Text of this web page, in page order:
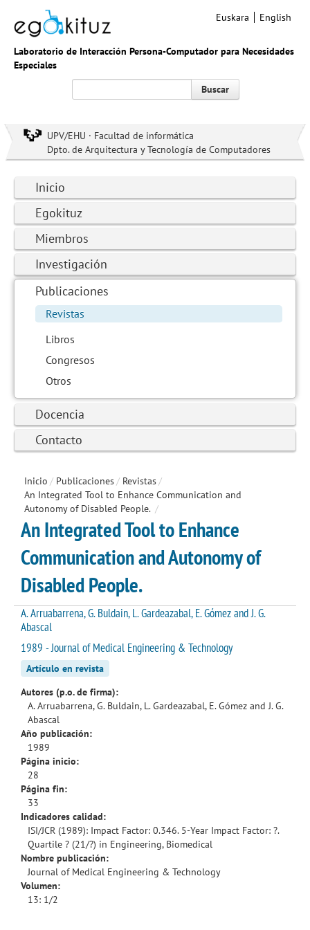
Laboratorio de Interacción Persona-Computador para Necesidades
Especiales
Euskara English
Buscar
UPV/EHU · Facultad de informática
Dpto. de Arquitectura y Tecnología de Computadores
Inicio
Egokituz
Miembros
Investigación
Publicaciones
Revistas
Libros
Congresos
Otros
Docencia
Contacto
Inicio / Publicaciones/ Revistas/
An Integrated Tool to Enhance Communication and
Autonomy of Disabled People. /
An Integrated Tool to Enhance
Communication and Autonomy of
Disabled People.
A. Arruabarrena, G. Buldain, L. Gardeazabal, E. Gómez and J. G.
Abascal
1989 - Journal of Medical Engineering & Technology
Artículo en revista
Autores (p.o. de firma):
A. Arruabarrena, G. Buldain, L. Gardeazabal, E. Gómez and J. G.
Abascal
Año publicación:
1989
Página inicio:
28
Página fin:
33
Indicadores calidad:
ISI/JCR (1989): Impact Factor: 0.346. 5-Year Impact Factor: ?.
Quartile ? (21/?) in Engineering, Biomedical
Nombre publicación:
Journal of Medical Engineering & Technology
Volumen:
13: 1/2